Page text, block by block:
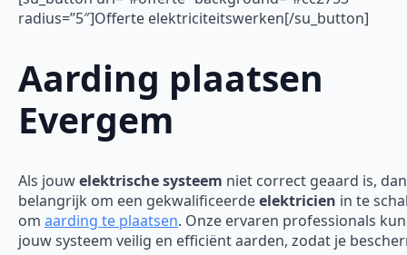
radius=”5″]Offerte elektriciteitswerken[/su_button]
Aarding plaatsen
Evergem
Als jouwelektrische systeem niet correct geaard is,
belangrijk om een gekwalificeerdeelektricien in te
om aarding te plaatsen. Onze ervaren professionals
jouw systeem veilig en efficiënt aarden, zodat je